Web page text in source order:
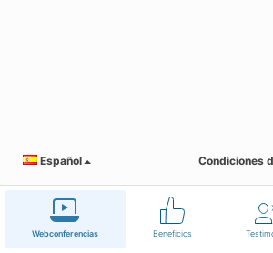
Webconferencias Beneficios
Español Condiciones